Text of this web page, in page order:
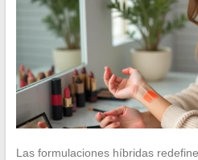
Las formulaciones híbridas